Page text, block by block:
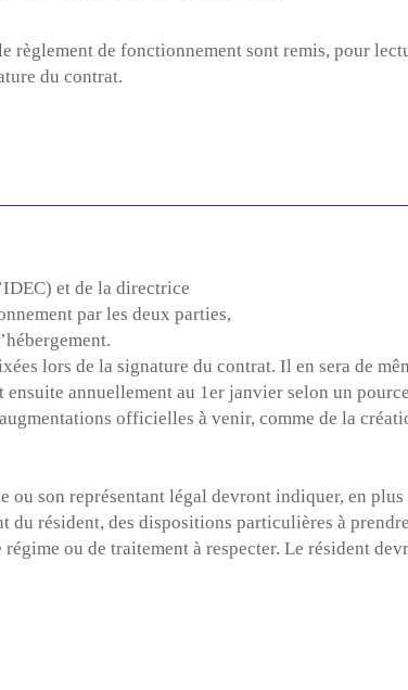
l’article L. 223-2 du Code de la
démarchage téléphonique « Bloctel »
règlement de fonctionnement sont remis, pour
du contrat.
et de la directrice
par les deux parties,
lors de la signature du contrat. Il en sera de
annuellement au 1er janvier selon un
officielles à venir, comme de la
son représentant légal devront indiquer, en
du résident, des dispositions particulières à
ou de traitement à respecter. Le résident